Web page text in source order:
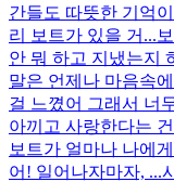
간들도 따뜻한 기억
리 보트가 있을 거...
안 뭐 하고 지냈는지
말은 언제나 마음속
걸 느꼈어 그래서 너
아끼고 사랑한다는
보트가 얼마나 나에
어! 일어나자마자, ...